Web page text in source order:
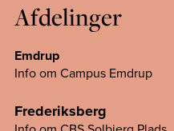
Afdelinger
Emdrup
Info om Campus Emdrup
Frederiksberg